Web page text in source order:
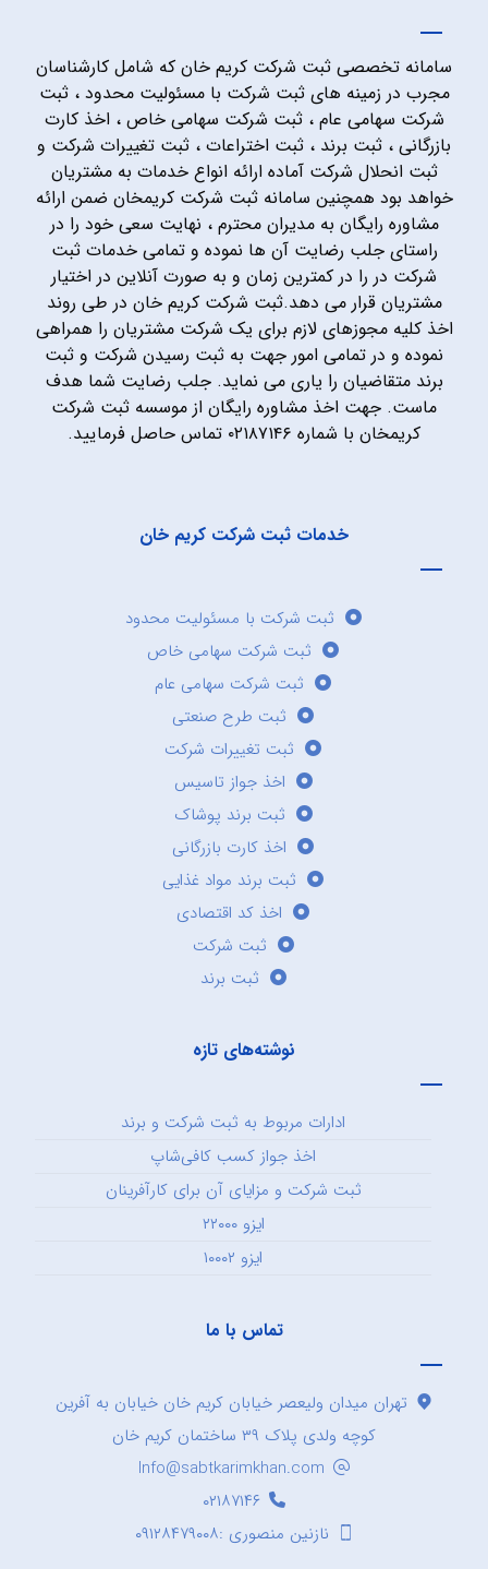
سامانه تخصصی ثبت شرکت کریم خان که شامل کارشناسان
مجرب در زمینه های ثبت شرکت با مسئولیت محدود ، ثبت
شرکت سهامی عام ، ثبت شرکت سهامی خاص ، اخذ کارت
بازرگانی ، ثبت برند ، ثبت اختراعات ، ثبت تغییرات شرکت و
ثبت انحلال شرکت آماده ارائه انواع خدمات به مشتریان
خواهد بود همچنین سامانه ثبت شرکت کریمخان ضمن ارائه
مشاوره رایگان به مدیران محترم ، نهایت سعی خود را در
راستای جلب رضایت آن ها نموده و تمامی خدمات ثبت
شرکت در را در کمترین زمان و به صورت آنلاین در اختیار
مشتریان قرار می دهد.ثبت شرکت کریم خان در طی روند
اخذ کلیه مجوزهای لازم برای یک شرکت مشتریان را همراهی
نموده و در تمامی امور جهت به ثبت رسیدن شرکت و ثبت
برند متقاضیان را یاری می نماید. جلب رضایت شما هدف
ماست. جهت اخذ مشاوره رایگان از موسسه ثبت شرکت
کریمخان با شماره ۰۲۱۸۷۱۴۶ تماس حاصل فرمایید.
خدمات ثبت شرکت کریم خان
ثبت شرکت با مسئولیت محدود
ثبت شرکت سهامی خاص
ثبت شرکت سهامی عام
ثبت طرح صنعتی
ثبت تغییرات شرکت
اخذ جواز تاسیس
ثبت برند پوشاک
اخذ کارت بازرگانی
ثبت برند مواد غذایی
اخذ کد اقتصادی
ثبت شرکت
ثبت برند
نوشته‌های تازه
ادارات مربوط به ثبت شرکت و برند
اخذ جواز کسب کافی‌شاپ
ثبت شرکت و مزایای آن برای کارآفرینان
ایزو ۲۲۰۰۰
ایزو ۱۰۰۰۲
تماس با ما
تهران میدان ولیعصر خیابان کریم خان خیابان به آفرین
کوچه ولدی پلاک ۳۹ ساختمان کریم خان
Info@sabtkarimkhan.com
۰۲۱۸۷۱۴۶
نازنین منصوری :۰۹۱۲۸۴۷۹۰۰۸